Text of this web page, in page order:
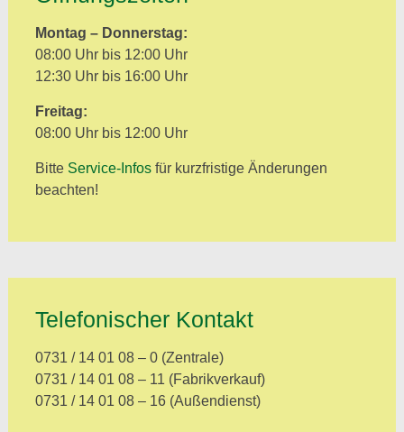
Montag – Donnerstag:
08:00 Uhr bis 12:00 Uhr
12:30 Uhr bis 16:00 Uhr
Freitag:
08:00 Uhr bis 12:00 Uhr
Bitte Service-Infosfür kurzfristige Änderungen
beachten!
Telefonischer Kontakt
0731 / 14 01 08 – 0 (Zentrale)
0731 / 14 01 08 – 11 (Fabrikverkauf)
0731 / 14 01 08 – 16 (Außendienst)